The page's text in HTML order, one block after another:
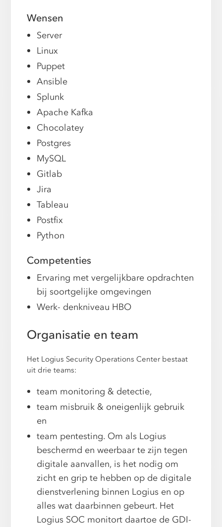
Wensen
Server
Linux
Puppet
Ansible
Splunk
Apache Kafka
Chocolatey
Postgres
MySQL
Gitlab
Jira
Tableau
Postfix
Python
Competenties
Ervaring met vergelijkbare opdrachten
bij soortgelijke omgevingen
Werk- denkniveau HBO
Organisatie en team
Het Logius Security Operations Center bestaat
uit drie teams:
team monitoring & detectie,
team misbruik & oneigenlijk gebruik
en
team pentesting. Om als Logius
beschermd en weerbaar te zijn tegen
digitale aanvallen, is het nodig om
zicht en grip te hebben op de digitale
dienstverlening binnen Logius en op
alles wat daarbinnen gebeurt. Het
Logius SOC monitort daartoe de GDI-